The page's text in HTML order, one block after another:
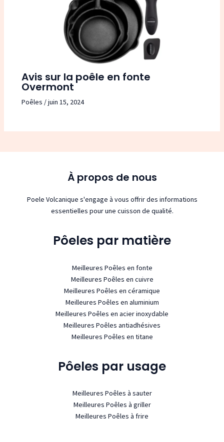
Avis sur la poêle en fonte
Overmont
Poêles /juin 15, 2024
À propos de nous
Poele Volcanique s'engage à vous offrir des informations
essentielles pour une cuisson de qualité.
Pôeles par matière
Meilleures Poêles en fonte
Meilleures Poêles en cuivre
Meilleures Poêles en céramique
Meilleures Poêles en aluminium
Meilleures Poêles en acier inoxydable
Meilleures Poêles antiadhésives
Meilleures Poêles en titane
Pôeles par usage
Meilleures Poêles à sauter
Meilleures Poêles à griller
Meilleures Poêles à frire